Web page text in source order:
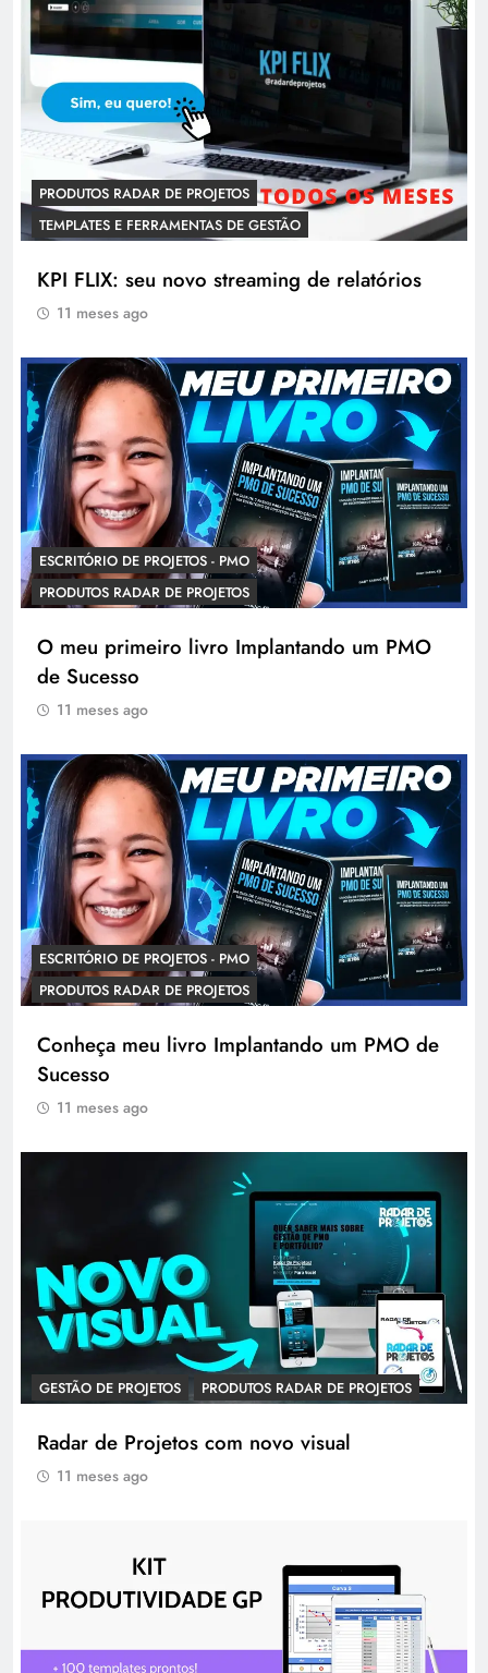
PRODUTOS RADAR DE PROJETOS
TEMPLATES E FERRAMENTAS DE GESTÃO
KPI FLIX: seu novo streaming de relatórios
11 meses ago
ESCRITÓRIO DE PROJETOS - PMO
PRODUTOS RADAR DE PROJETOS
O meu primeiro livro Implantando um PMO
de Sucesso
11 meses ago
ESCRITÓRIO DE PROJETOS - PMO
PRODUTOS RADAR DE PROJETOS
Conheça meu livro Implantando um PMO de
Sucesso
11 meses ago
GESTÃO DE PROJETOS PRODUTOS RADAR DE PROJETOS
Radar de Projetos com novo visual
11 meses ago